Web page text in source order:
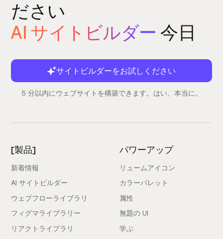
ださい
AI サイトビルダー 今日
サイトビルダーをお試しください
5 分以内にウェブサイトを構築できます。はい、本当に。
[製品]
新着情報
AI サイトビルダー
ウェブフローライブラリ
フィグマライブラリー
リアクトライブラリ
パワーアップ
リュームアイコン
カラーパレット
属性
無題の UI
学ぶ